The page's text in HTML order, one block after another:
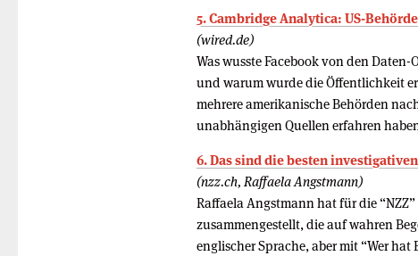
5. Cambridge Analytica: US-
(wired.de)
Was wusste Facebook von den
und warum wurde die Öffentlichkeit
mehrere amerikanische Behörden
unabhängigen Quellen erfahren
6. Das sind die besten
(nzz.ch, Raffaela Angstmann)
Raffaela Angstmann hat für die
zusammengestellt, die auf wahren
englischer Sprache, aber mit “Wer hat